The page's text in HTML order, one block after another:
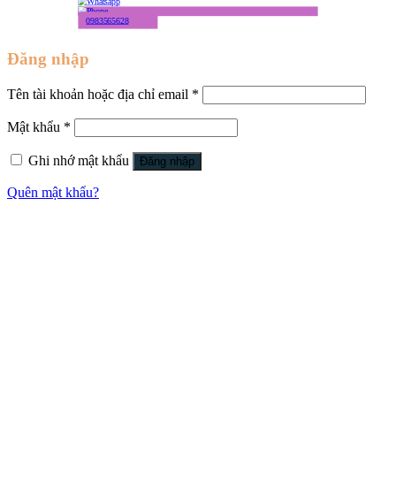
0983565628
Đăng nhập
Tên tài khoản hoặc địa chỉ email *
Mật khẩu *
Ghi nhớ mật khẩu Đăng nhập
Quên mật khẩu?